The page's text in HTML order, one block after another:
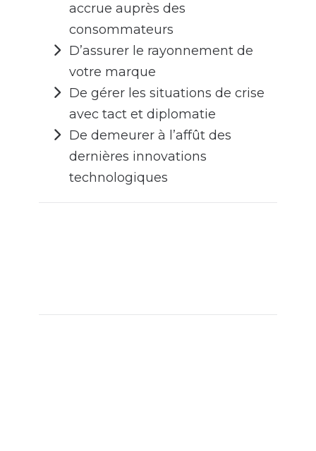
accrue auprès des
consommateurs
D’assurer le rayonnement de
votre marque
De gérer les situations de crise
avec tact et diplomatie
De demeurer à l’affût des
dernières innovations
technologiques